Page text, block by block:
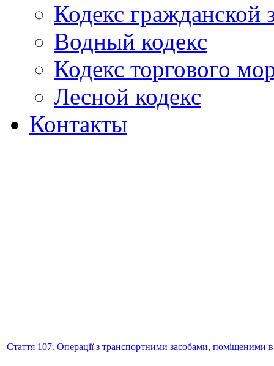
Кодекс гражданской
Водный кодекс
Кодекс торгового
Лесной кодекс
Контакты
Стаття 107. Операції з транспортними засобами, поміщеними